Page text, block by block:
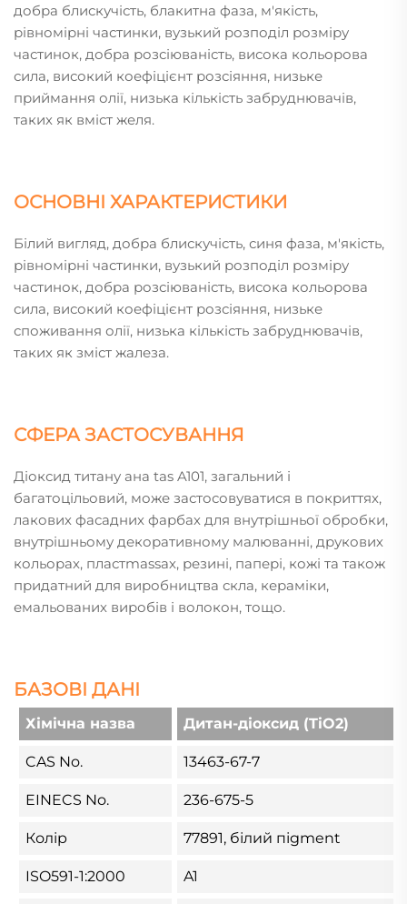
добра блискучість, блакитна фаза, м'якість,
рівномірні частинки, вузький розподіл розміру
частинок, добра розсіюваність, висока кольорова
сила, високий коефіцієнт розсіяння, низьке
приймання олії, низька кількість забруднювачів,
таких як вміст желя.
ОСНОВНІ ХАРАКТЕРИСТИКИ
Білий вигляд, добра блискучість, синя фаза, м'якість,
рівномірні частинки, вузький розподіл розміру
частинок, добра розсіюваність, висока кольорова
сила, високий коефіцієнт розсіяння, низьке
споживання олії, низька кількість забруднювачів,
таких як зміст жалеза.
СФЕРА ЗАСТОСУВАННЯ
Діоксид титану ана tas A101, загальний і
багатоцільовий, може застосовуватися в покриттях,
лакових фасадних фарбах для внутрішньої обробки,
внутрішньому декоративному малюванні, друкових
кольорах, пластmassах, резині, папері, кожі та також
придатний для виробництва скла, кераміки,
емальованих виробів і волокон, тощо.
БАЗОВІ ДАНІ
Хімічна назва Дитан-діоксид (TiO2)
CAS No. 13463-67-7
EINECS No. 236-675-5
Колір 77891, білий піgment
ISO591-1:2000 A1